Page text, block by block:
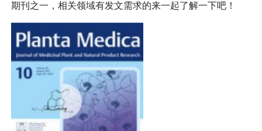
期刊之一，相关领域有发文需求的来一起了解一下吧！